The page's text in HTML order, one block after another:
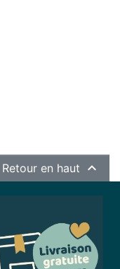
Retour en haut 